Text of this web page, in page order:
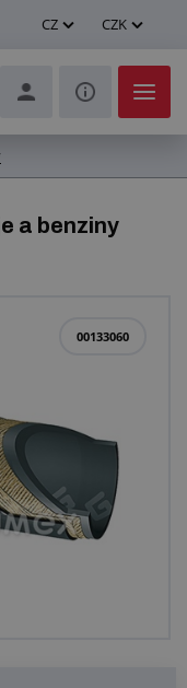
CZ CZK
a benziny
00133060